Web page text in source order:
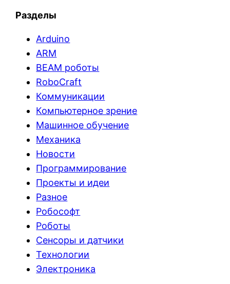
Разделы
Arduino
ARM
BEAM роботы
RoboCraft
Коммуникации
Компьютерное зрение
Машинное обучение
Механика
Новости
Программирование
Проекты и идеи
Разное
Робософт
Роботы
Сенсоры и датчики
Технологии
Электроника